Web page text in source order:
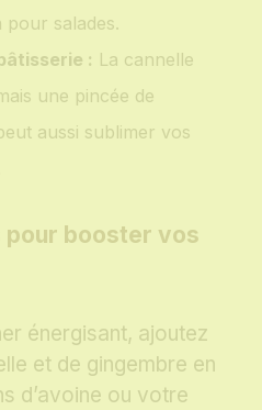
pour salades.
: La cannelle
une pincée de
aussi sublimer vos
pour booster vos
énergisant, ajoutez
et de gingembre en
d’avoine ou votre